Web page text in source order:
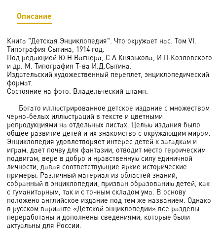
Описание
Книга "Детская Энциклопедия". Что окружает нас. Том VI.
Типография Сытина, 1914 год.
Под редакцией Ю.Н.Вагнера, С.А.Князькова, И.П.Козловского
и др. М. Типография Т-ва И.Д.Сытина.
Издательский художественный переплет, энциклопедический
формат.
Состояние на фото. Владельческий штамп.
Богато иллюстрированное детское издание с множеством
черно-белых иллюстраций в тексте и цветными
репродукциями на отдельных листах. Целью издания было
общее развитие детей и их знакомство с окружающим миром.
Энциклопедия удовлетворяет интерес детей к загадкам и
играм, дает почву для фантазии, отводит место героическим
подвигам, вере в добро и нравственную силу единичной
личности, давая соответствующие яркие исторические
примеры. Различный материал из областей знаний,
собранный в энциклопедии, призван образованию детей, как
с гуманитарным, так и с точным складом ума. В основу
положено английское издание под тем же названием. Однако
в русском варианте «Детской энциклопедии» все разделы
переработаны и дополнены сведениями, которые были
актуальны для России.